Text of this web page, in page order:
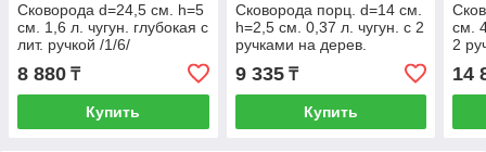
Сковорода d=24,5 см. h=5
см. 1,6 л. чугун. глубокая с
лит. ручкой /1/6/
8 880 ₸
Купить
Сковорода порц. d=14 см.
h=2,5 см. 0,37 л. чугун. с 2
ручками на дерев.
подставке /1/12/
9 335₸
Купить
см.
2
14